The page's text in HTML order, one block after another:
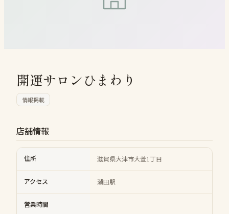
開運サロンひまわり
情報掲載
店舗情報
住所 滋賀県大津市大萱1丁目
アクセス 瀬田駅
営業時間